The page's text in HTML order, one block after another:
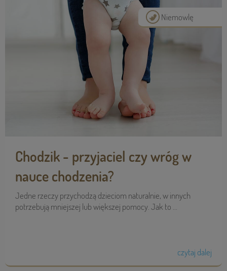
Niemowlę
Chodzik - przyjaciel czy wróg w
nauce chodzenia?
Jedne rze­czy przy­cho­dzą dzie­ciom natu­ral­nie, w innych
potrze­bują mniej­szej lub więk­szej pomocy. Jak to ...
czytaj dalej